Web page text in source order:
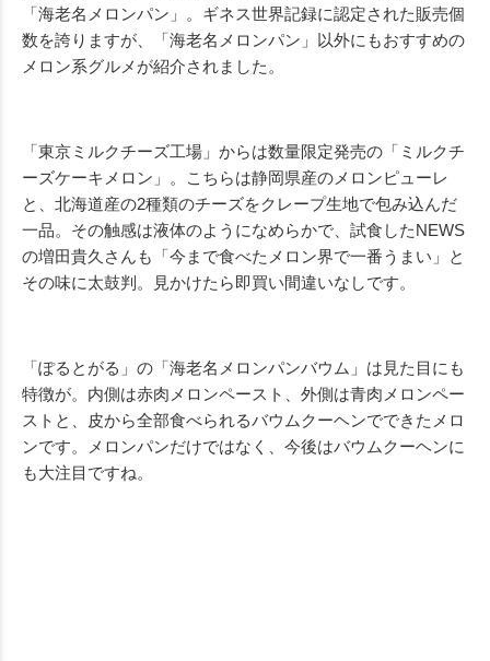
「海老名メロンパン」。ギネス世界記録に認定された販売個
数を誇りますが、「海老名メロンパン」以外にもおすすめの
メロン系グルメが紹介されました。
「東京ミルクチーズ工場」からは数量限定発売の「ミルクチ
ーズケーキメロン」。こちらは静岡県産のメロンピューレ
と、北海道産の2種類のチーズをクレープ生地で包み込んだ
一品。その触感は液体のようになめらかで、試食したNEWS
の増田貴久さんも「今まで食べたメロン界で一番うまい」と
その味に太鼓判。見かけたら即買い間違いなしです。
「ぽるとがる」の「海老名メロンパンバウム」は見た目にも
特徴が。内側は赤肉メロンペースト、外側は青肉メロンペー
ストと、皮から全部食べられるバウムクーヘンでできたメロ
ンです。メロンパンだけではなく、今後はバウムクーヘンに
も大注目ですね。